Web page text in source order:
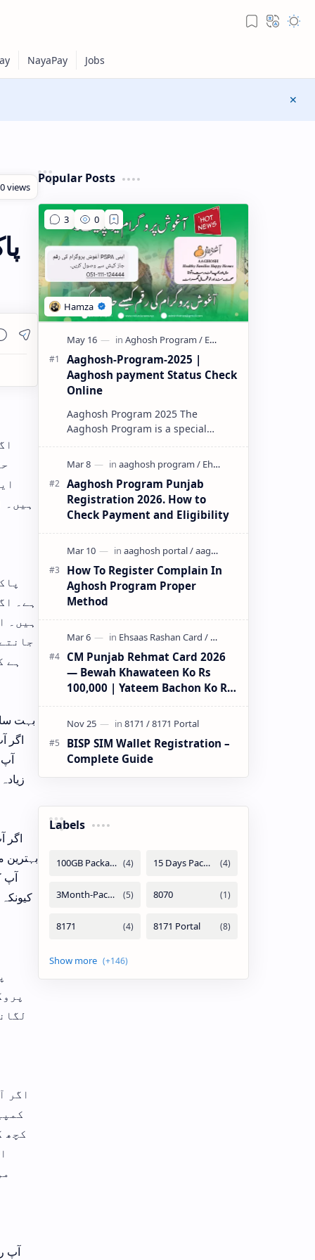
ہیں۔
ہے۔
ہیں۔
ہے
بہت
اگر
اگر
آپ
اگر
کچھ
آپ
Popular Posts
Aaghosh-Program-2025 |
Aaghosh payment Status Check
Online
Aaghosh Program 2025 The
Aaghosh Program is a special
Aaghosh Program Punjab
Registration 2026. How to
Check Payment and Eligibility
How To Register Complain In
Aghosh Program Proper
Method
CM Punjab Rehmat Card 2026
— Bewah Khawateen Ko Rs
100,000 | Yateem Bachon Ko Rs
25,000
BISP SIM Wallet Registration –
Complete Guide
Labels